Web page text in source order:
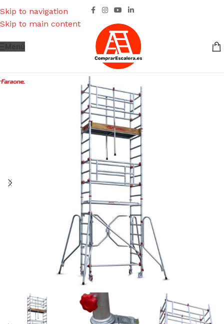
Skip to navigation
Skip to main content
Menú